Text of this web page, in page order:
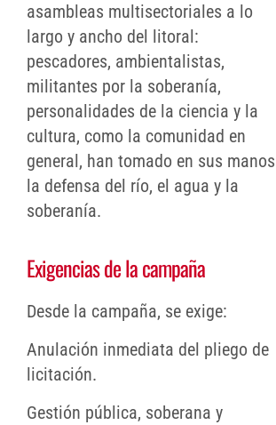
asambleas multisectoriales a lo
largo y ancho del litoral:
pescadores, ambientalistas,
militantes por la soberanía,
personalidades de la ciencia y la
cultura, como la comunidad en
general, han tomado en sus manos
la defensa del río, el agua y la
soberanía.
Exigencias de la campaña
Desde la campaña, se exige:
Anulación inmediata del pliego de
licitación.
Gestión pública, soberana y